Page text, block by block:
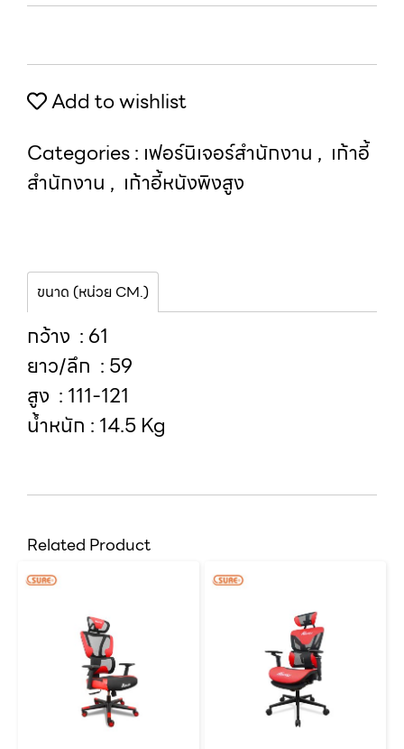
Add to wishlist
Categories : เฟอร์นิเจอร์สำนักงาน , เก้าอี้
สำนักงาน , เก้าอี้หนังพิงสูง
ขนาด (หน่วย CM.)
กว้าง : 61
ยาว/ลึก : 59
สูง : 111-121
น้ำหนัก : 14.5 Kg
Related Product